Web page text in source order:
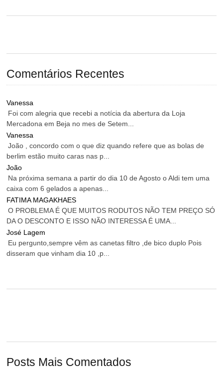
Comentários Recentes
Vanessa
Foi com alegria que recebi a notícia da abertura da Loja
Mercadona em Beja no mes de Setem...
Vanessa
João , concordo com o que diz quando refere que as bolas de
berlim estão muito caras nas p...
João
Na próxima semana a partir do dia 10 de Agosto o Aldi tem uma
caixa com 6 gelados a apenas...
FATIMA MAGAKHAES
O PROBLEMA É QUE MUITOS RODUTOS NÃO TEM PREÇO SÓ
DA O DESCONTO E ISSO NÃO INTERESSA É UMA...
José Lagem
Eu pergunto,sempre vêm as canetas filtro ,de bico duplo Pois
disseram que vinham dia 10 ,p...
Posts Mais Comentados